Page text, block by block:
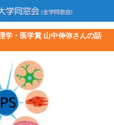
学・医学賞 山中伸弥さんの話